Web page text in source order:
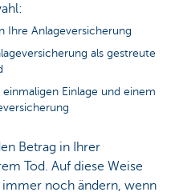
Ihre Anlageversicherung
als gestreute
Einlage und einem
Betrag in Ihrer
Tod. Auf diese Weise
immer noch ändern, wenn